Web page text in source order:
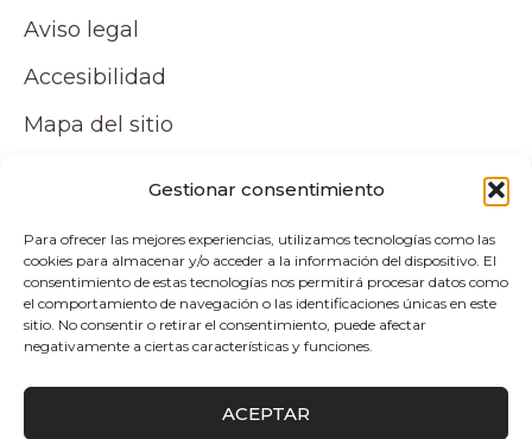
Gestionar consentimiento
Para ofrecer las mejores experiencias, utilizamos tecnologías como las
cookies para almacenar y/o acceder a la información del dispositivo. El
consentimiento de estas tecnologías nos permitirá procesar datos como
el comportamiento de navegación o las identificaciones únicas en este
sitio. No consentir o retirar el consentimiento, puede afectar
negativamente a ciertas características y funciones.
ACEPTAR
Aviso legal
Accesibilidad
Mapa del sitio
Tu cuenta
Mi cuenta
Carrito